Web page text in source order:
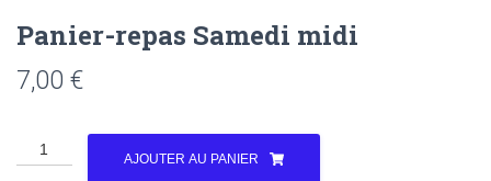
Panier-repas Samedi midi
7,00 €
quantité
de
AJOUTER AU PANIER